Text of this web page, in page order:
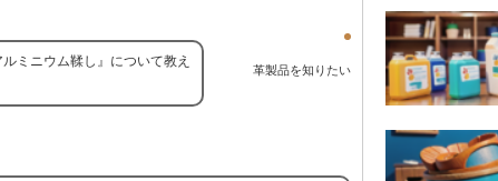
革製品を知りたい
ミニウム鞣し』について教え